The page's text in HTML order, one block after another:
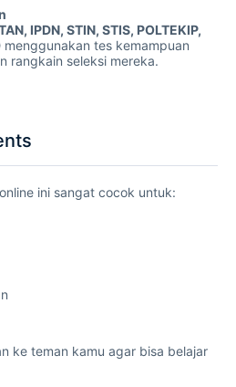
IPDN, STIN, STIS, POLTEKIP,
menggunakan tes kemampuan
rangkain seleksi mereka.
ini sangat cocok untuk:
ke teman kamu agar bisa belajar